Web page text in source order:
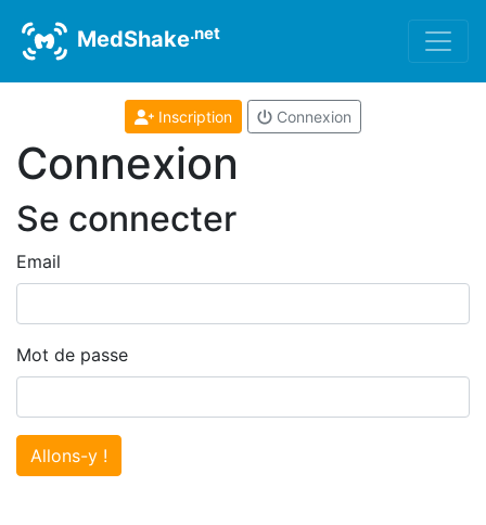
MedShake.net
Inscription Connexion
Connexion
Se connecter
Email
Mot de passe
Allons-y !